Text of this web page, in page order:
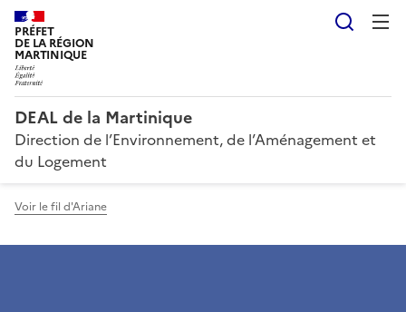
PRÉFET
DE LA RÉGION
MARTINIQUE
DEAL de la Martinique
Direction de l’Environnement, de l’Aménagement et
du Logement
Voir le fil d'Ariane